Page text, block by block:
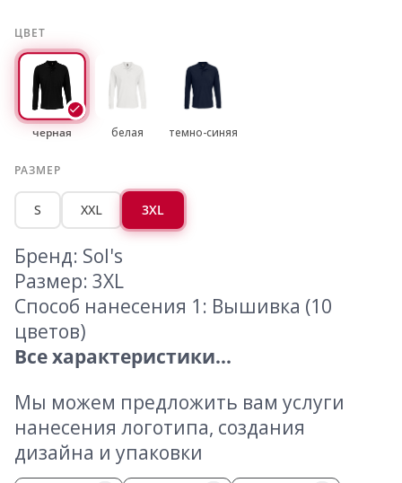
ЦВЕТ
черная белая темно-синяя
РАЗМЕР
S XXL 3XL
Бренд: Sol's
Размер: 3XL
Способ нанесения 1: Вышивка (10
цветов)
Все характеристики...
Мы можем предложить вам услуги
нанесения логотипа, создания
дизайна и упаковки